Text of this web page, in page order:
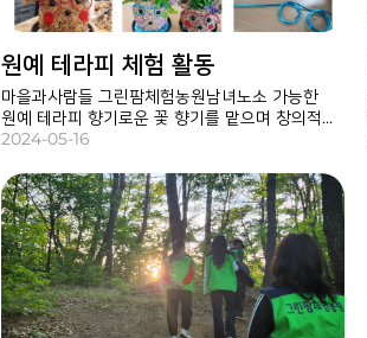
원예 테라피 체험 활동
마을과사람들 그린팜체험농원남녀노소 가능한
원예 테라피 향기로운 꽃 향기를 맡으며 창의적인
다양한 작품을 만들어요.나만의 작은 정원,
2024-05-16